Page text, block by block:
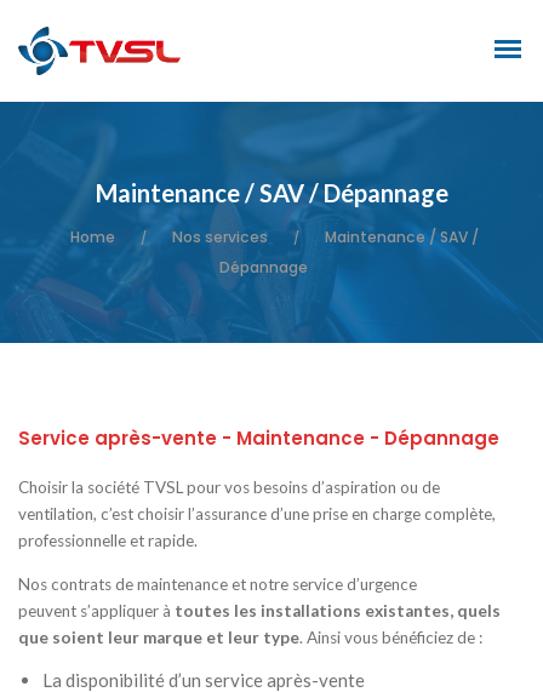
Maintenance / SAV / Dépannage
Home / Nos services /
Maintenance / SAV /
Dépannage
Service après-vente - Maintenance - Dépannage
Choisir la société TVSL pour vos besoins d’aspiration ou de
ventilation, c’est choisir l’assurance d’une prise en charge complète,
professionnelle et rapide.
Nos contrats de maintenance et notre service d’urgence
peuvent s’appliquer à toutes les installations existantes, quels
que soient leur marque et leur type. Ainsi vous bénéficiez de :
La disponibilité d’un service après-vente